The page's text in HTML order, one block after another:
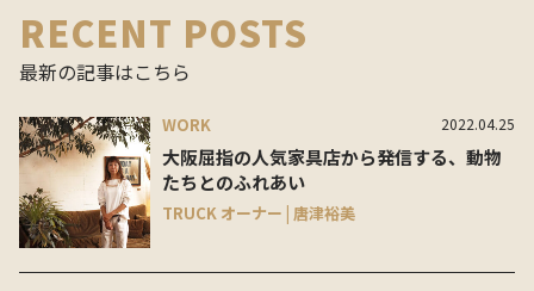
RECENT POSTS
最新の記事はこちら
WORK 2022.04.25
大阪屈指の人気家具店から発信する、動物
たちとのふれあい
TRUCK オーナー | 唐津裕美